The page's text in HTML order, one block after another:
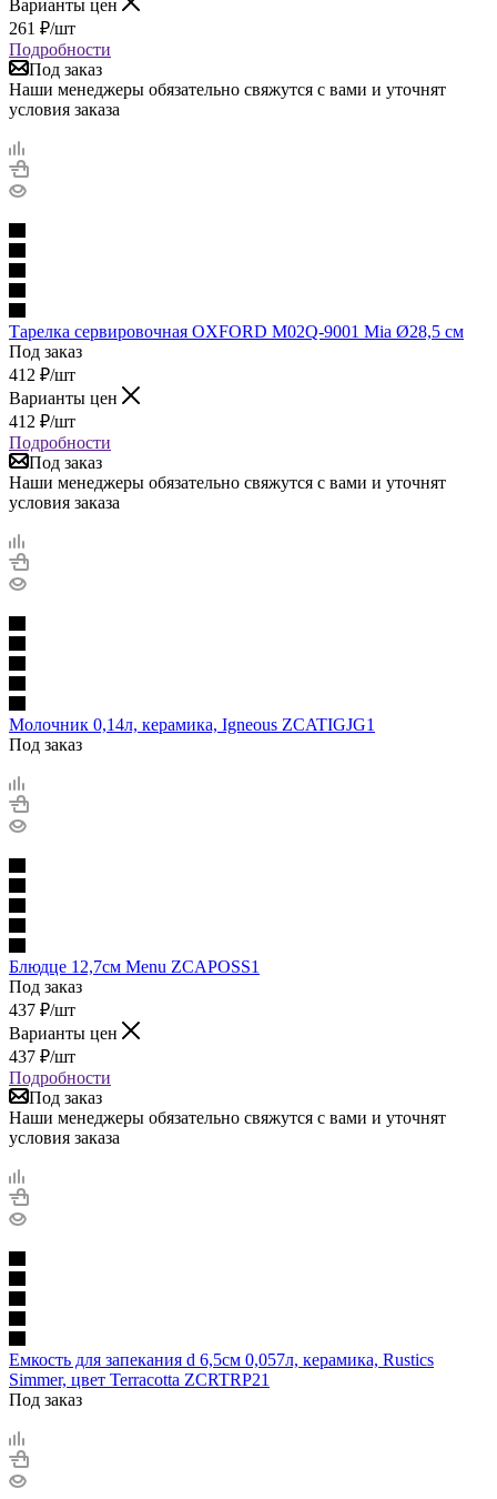
Варианты цен
261 ₽/шт
Подробности
Под заказ
Наши менеджеры обязательно свяжутся с вами и уточнят
условия заказа
Тарелка сервировочная OXFORD M02Q-9001 Mia Ø28,5 см
Под заказ
412 ₽/шт
Варианты цен
412 ₽/шт
Подробности
Под заказ
Наши менеджеры обязательно свяжутся с вами и уточнят
условия заказа
Молочник 0,14л, керамика, Igneous ZCATIGJG1
Под заказ
Блюдце 12,7см Menu ZCAPOSS1
Под заказ
437 ₽/шт
Варианты цен
437 ₽/шт
Подробности
Под заказ
Наши менеджеры обязательно свяжутся с вами и уточнят
условия заказа
Емкость для запекания d 6,5см 0,057л, керамика, Rustics
Simmer, цвет Terracotta ZCRTRP21
Под заказ